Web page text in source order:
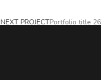
NEXT PROJECTPortfolio title 26